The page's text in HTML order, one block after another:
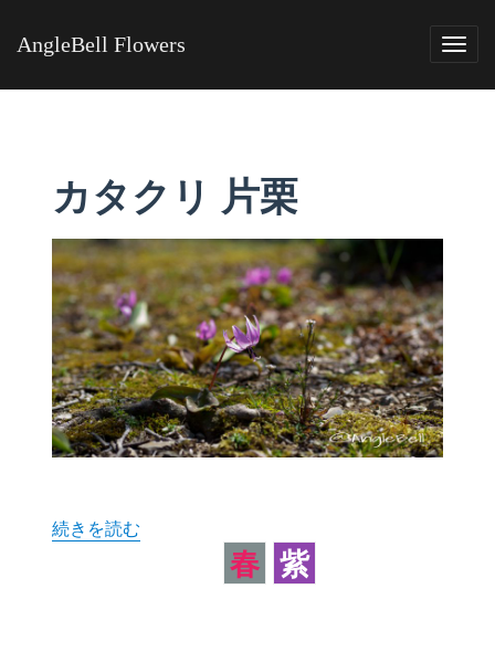
AngleBell Flowers
カタクリ 片栗
“カタクリ 片栗” の
続きを読む
春 紫